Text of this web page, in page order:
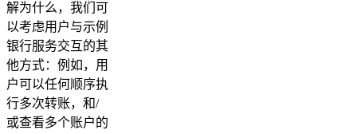
解为什么，我们可
以考虑用户与示例
银行服务交互的其
他方式：例如，用
户可以任何顺序执
行多次转账，和/
或查看多个账户的